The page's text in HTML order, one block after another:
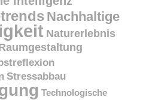
Nachhaltige
Naturerlebnis
Stressabbau
Technologische